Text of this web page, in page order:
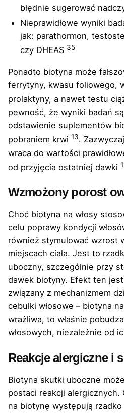
błędnie sugerować
Nieprawidłowe wyniki
jak: parathormon,
czy DHEAS 35
Ponadto biotyna może
ferrytyny, kwasu foliowego,
prolaktyny, a nawet testu
pewność, że wyniki badań
odstawienie suplementów
pobraniem krwi 13.
wraca do wartości
od przyjęcia ostatniej dawki 1
Wzmożony porost
Choć biotyna na włosy
celu poprawy kondycji
również stymulować wzrost
miejscach ciała. Jest to
uboczny, szczególnie przy
dawek biotyny. Efekt ten
związany z mechanizmem
cebulki włosowe – biotyna
wrażliwa, to właśnie
włosowych, niezależnie od
Reakcje alergiczne i
Biotyna skutki uboczne
postaci reakcji alergicznych.
na biotynę występują